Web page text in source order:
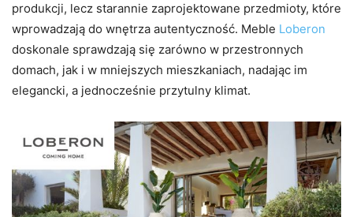
produkcji, lecz starannie zaprojektowane przedmioty, które
wprowadzają do wnętrza autentyczność. Meble Loberon
doskonale sprawdzają się zarówno w przestronnych
domach, jak i w mniejszych mieszkaniach, nadając im
elegancki, a jednocześnie przytulny klimat.